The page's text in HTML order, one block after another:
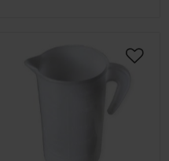
i önskelista Lägg